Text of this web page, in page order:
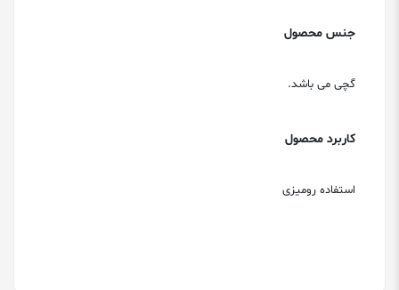
جنس محصول
گچی می باشد.
کاربرد محصول
استفاده رومیزی